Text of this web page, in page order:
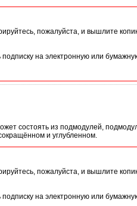
пожалуйста, и вышлите
на электронную или
состоять из подмодулей,
и углубленном.
пожалуйста, и вышлите
на электронную или